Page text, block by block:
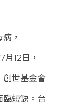
，
12日，
創世基金會
臨短缺。台